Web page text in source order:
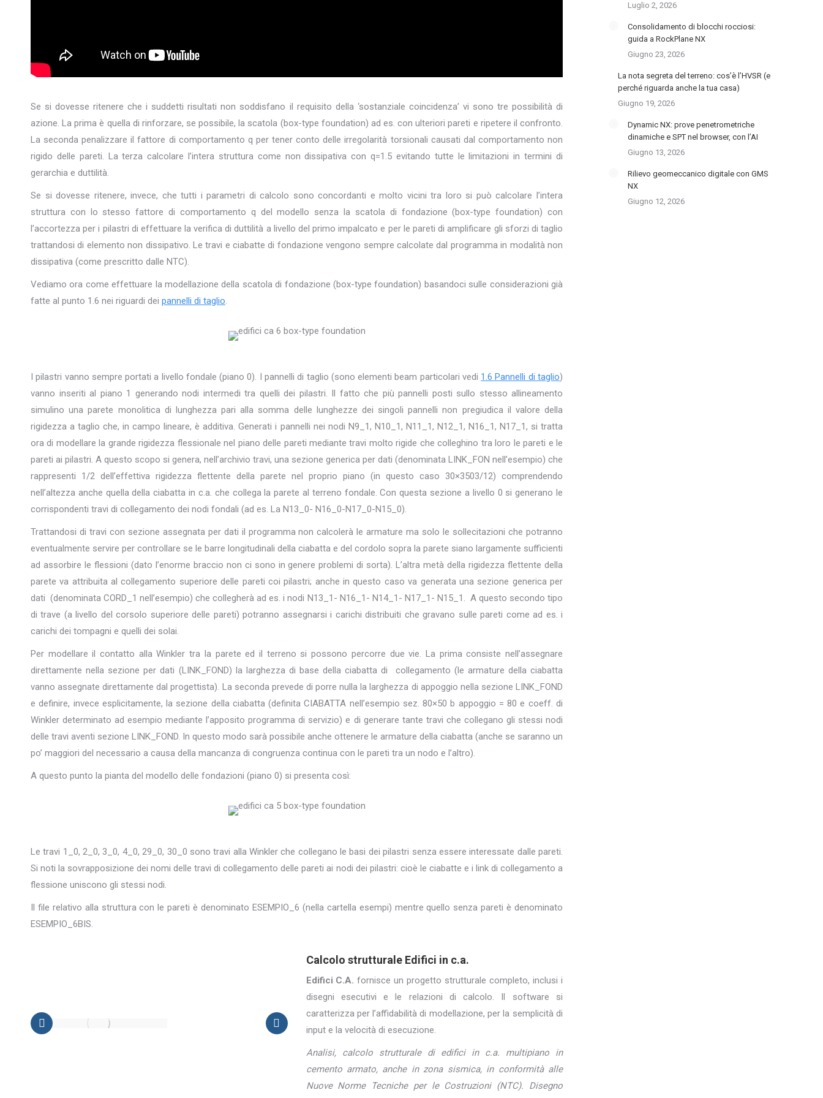
Se si dovesse ritenere che i suddetti risultati non soddisfano il requisito della ‘sostanziale coincidenza’ vi sono tre possibilità di
azione. La prima è quella di rinforzare, se possibile, la scatola (box-type foundation) ad es. con ulteriori pareti e ripetere il confronto.
La seconda penalizzare il fattore di comportamento q per tener conto delle irregolarità torsionali causati dal comportamento non
rigido delle pareti. La terza calcolare l’intera struttura come non dissipativa con q=1.5 evitando tutte le limitazioni in termini di
gerarchia e duttilità.
Se si dovesse ritenere, invece, che tutti i parametri di calcolo sono concordanti e molto vicini tra loro si può calcolare l’intera
struttura con lo stesso fattore di comportamento q del modello senza la scatola di fondazione (box-type foundation) con
l’accortezza per i pilastri di effettuare la verifica di duttilità a livello del primo impalcato e per le pareti di amplificare gli sforzi di taglio
trattandosi di elemento non dissipativo. Le travi e ciabatte di fondazione vengono sempre calcolate dal programma in modalità non
dissipativa (come prescritto dalle NTC).
Vediamo ora come effettuare la modellazione della scatola di fondazione (box-type foundation) basandoci sulle considerazioni già
fatte al punto 1.6 nei riguardi dei pannelli di taglio.
I pilastri vanno sempre portati a livello fondale (piano 0). I pannelli di taglio (sono elementi beam particolari vedi 1.6 Pannelli di taglio)
vanno inseriti al piano 1 generando nodi intermedi tra quelli dei pilastri. Il fatto che più pannelli posti sullo stesso allineamento
simulino una parete monolitica di lunghezza pari alla somma delle lunghezze dei singoli pannelli non pregiudica il valore della
rigidezza a taglio che, in campo lineare, è additiva. Generati i pannelli nei nodi N9_1, N10_1, N11_1, N12_1, N16_1, N17_1, si tratta
ora di modellare la grande rigidezza flessionale nel piano delle pareti mediante travi molto rigide che colleghino tra loro le pareti e le
pareti ai pilastri. A questo scopo si genera, nell’archivio travi, una sezione generica per dati (denominata LINK_FON nell’esempio) che
rappresenti 1/2 dell’effettiva rigidezza flettente della parete nel proprio piano (in questo caso 30×3503/12) comprendendo
nell’altezza anche quella della ciabatta in c.a. che collega la parete al terreno fondale. Con questa sezione a livello 0 si generano le
corrispondenti travi di collegamento dei nodi fondali (ad es. La N13_0- N16_0-N17_0-N15_0).
Trattandosi di travi con sezione assegnata per dati il programma non calcolerà le armature ma solo le sollecitazioni che potranno
eventualmente servire per controllare se le barre longitudinali della ciabatta e del cordolo sopra la parete siano largamente sufficienti
ad assorbire le flessioni (dato l’enorme braccio non ci sono in genere problemi di sorta). L’altra metà della rigidezza flettente della
parete va attribuita al collegamento superiore delle pareti coi pilastri; anche in questo caso va generata una sezione generica per
dati (denominata CORD_1 nell’esempio) che collegherà ad es. i nodi N13_1- N16_1- N14_1- N17_1- N15_1. A questo secondo tipo
di trave (a livello del corsolo superiore delle pareti) potranno assegnarsi i carichi distribuiti che gravano sulle pareti come ad es. i
carichi dei tompagni e quelli dei solai.
Per modellare il contatto alla Winkler tra la parete ed il terreno si possono percorre due vie. La prima consiste nell’assegnare
direttamente nella sezione per dati (LINK_FOND) la larghezza di base della ciabatta di collegamento (le armature della ciabatta
vanno assegnate direttamente dal progettista). La seconda prevede di porre nulla la larghezza di appoggio nella sezione LINK_FOND
e definire, invece esplicitamente, la sezione della ciabatta (definita CIABATTA nell’esempio sez. 80×50 b appoggio = 80 e coeff. di
Winkler determinato ad esempio mediante l’apposito programma di servizio) e di generare tante travi che collegano gli stessi nodi
delle travi aventi sezione LINK_FOND. In questo modo sarà possibile anche ottenere le armature della ciabatta (anche se saranno un
po’ maggiori del necessario a causa della mancanza di congruenza continua con le pareti tra un nodo e l’altro).
A questo punto la pianta del modello delle fondazioni (piano 0) si presenta così:
Le travi 1_0, 2_0, 3_0, 4_0, 29_0, 30_0 sono travi alla Winkler che collegano le basi dei pilastri senza essere interessate dalle pareti.
Si noti la sovrapposizione dei nomi delle travi di collegamento delle pareti ai nodi dei pilastri: cioè le ciabatte e i link di collegamento a
flessione uniscono gli stessi nodi.
Il file relativo alla struttura con le pareti è denominato ESEMPIO_6 (nella cartella esempi) mentre quello senza pareti è denominato
ESEMPIO_6BIS.
Calcolo strutturale Edifici in c.a.
Edifici C.A. fornisce un progetto strutturale completo, inclusi i
disegni esecutivi e le relazioni di calcolo. Il software si
caratterizza per l’affidabilità di modellazione, per la semplicità di
input e la velocità di esecuzione.
Analisi, calcolo strutturale di edifici in c.a. multipiano in
cemento armato, anche in zona sismica, in conformità alle
Nuove Norme Tecniche per le Costruzioni (NTC). Disegno
Luglio 2, 2026
Consolidamento di blocchi rocciosi:
guida a RockPlane NX
Giugno 23, 2026
La nota segreta del terreno: cos’è l’HVSR (e
perché riguarda anche la tua casa)
Giugno 19, 2026
Dynamic NX: prove penetrometriche
dinamiche e SPT nel browser, con l’AI
Giugno 13, 2026
Rilievo geomeccanico digitale con GMS
NX
Giugno 12, 2026